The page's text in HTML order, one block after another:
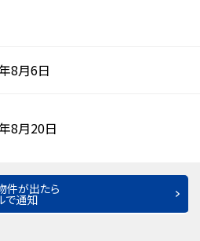
8月6日
8月20日
件が出たら
で通知